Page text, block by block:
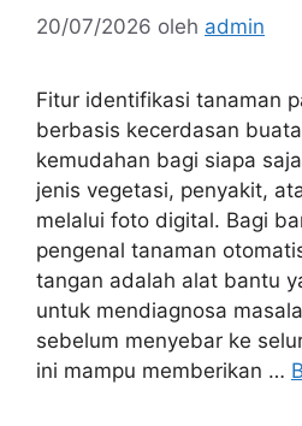
20/07/2026 oleh admin
Fitur identifikasi tanaman
berbasis kecerdasan
kemudahan bagi siapa
jenis vegetasi, penyakit,
melalui foto digital. Bagi
pengenal tanaman
tangan adalah alat bantu
untuk mendiagnosa
sebelum menyebar ke
ini mampu memberikan …